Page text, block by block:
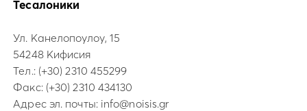
Тесалоники
Ул. Канелопоулоу, 15
54248 Кифисия
Тел.: (+30) 2310 455299
Факс: (+30) 2310 434130
Адрес эл. почты: info@noisis.gr